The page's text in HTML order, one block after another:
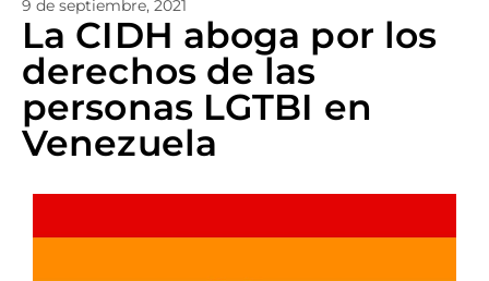
9 de septiembre, 2021
La CIDH aboga por los
derechos de las
personas LGTBI en
Venezuela